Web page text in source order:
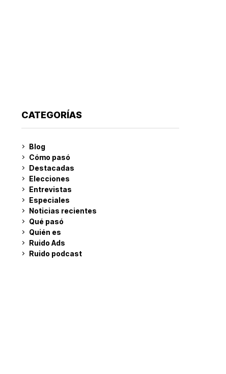
CATEGORÍAS
Blog
Cómo pasó
Destacadas
Elecciones
Entrevistas
Especiales
Noticias recientes
Qué pasó
Quién es
Ruido Ads
Ruido podcast